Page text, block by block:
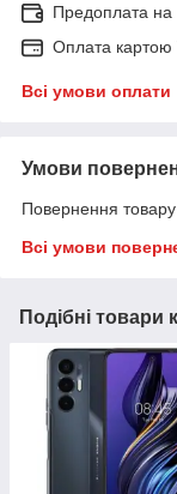
Предоплата на
Оплата картою
Всі умови оплати
Умови
Повернення
Всі умови
Подібні товари